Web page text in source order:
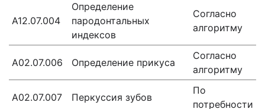
А12.07.004
Определение
пародонтальных
индексов
Согласно
алгоритму
А02.07.006 Определение прикуса
Согласно
алгоритму
А02.07.007 Перкуссия зубов
По
потребности